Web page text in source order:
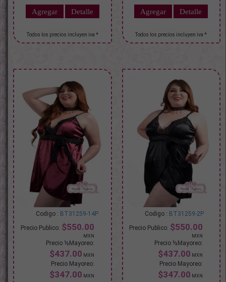
BT31259-14P
$550.00
$437.00
$347.00
BT31259-2P
$550.00
$437.00
$347.00